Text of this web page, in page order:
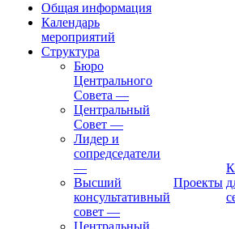
Общая информация
Календарь
мероприятий
Структура
Бюро
Центрального
Совета —
Центральный
Совет —
Лидер и
сопредседатели
—
Высший
консультативный
совет —
Центральный
Проекты